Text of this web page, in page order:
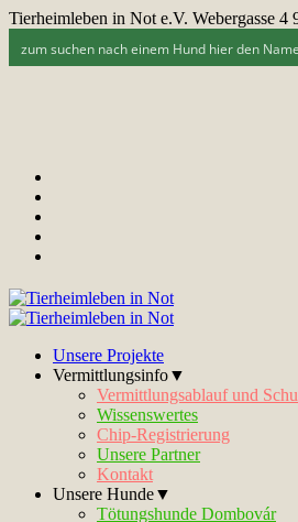
Tierheimleben in Not e.V. Webergasse 4
Unsere Projekte
Vermittlungsinfo▼
Vermittlungsablauf und
Wissenswertes
Chip-Registrierung
Unsere Partner
Kontakt
Unsere Hunde▼
Tötungshunde Dombovár